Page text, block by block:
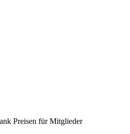
Preisen für Mitglieder